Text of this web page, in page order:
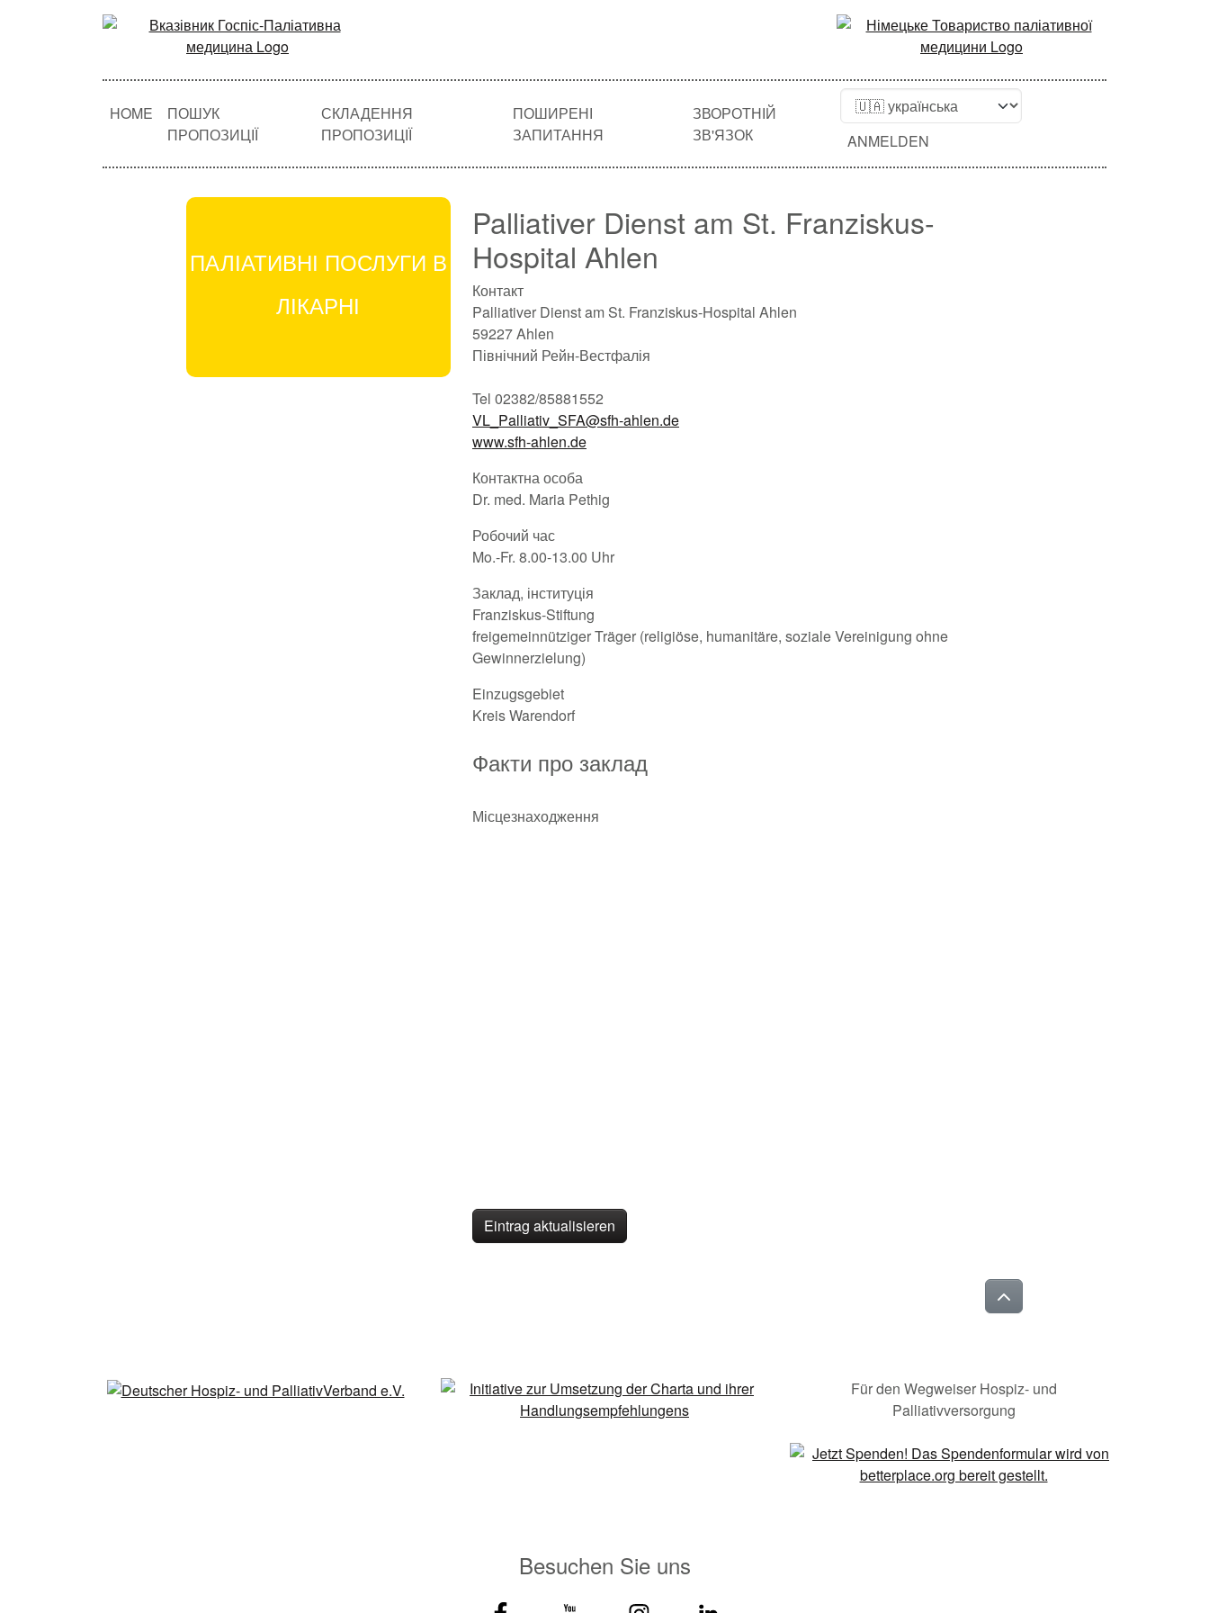
HOME
ПОШУК
ПРОПОЗИЦІЇ
СКЛАДЕННЯ
ПРОПОЗИЦІЇ
ПОШИРЕНІ
ЗАПИТАННЯ
ЗВОРОТНІЙ
ЗВ'ЯЗОК
ANMELDEN
ПАЛІАТИВНІ ПОСЛУГИ В
ЛІКАРНІ
Palliativer Dienst am St. Franziskus-
Hospital Ahlen
Контакт
Palliativer Dienst am St. Franziskus-Hospital Ahlen
59227 Ahlen
Північний Рейн-Вестфалія
Tel 02382/85881552
VL_Palliativ_SFA@sfh-ahlen.de
www.sfh-ahlen.de
Контактна особа
Dr. med. Maria Pethig
Робочий час
Mo.-Fr. 8.00-13.00 Uhr
Заклад, інституція
Franziskus-Stiftung
freigemeinnütziger Träger (religiöse, humanitäre, soziale Vereinigung ohne
Gewinnerzielung)
Einzugsgebiet
Kreis Warendorf
Факти про заклад
Місцезнаходження
Eintrag aktualisieren
Für den Wegweiser Hospiz- und
Palliativversorgung
Besuchen Sie uns